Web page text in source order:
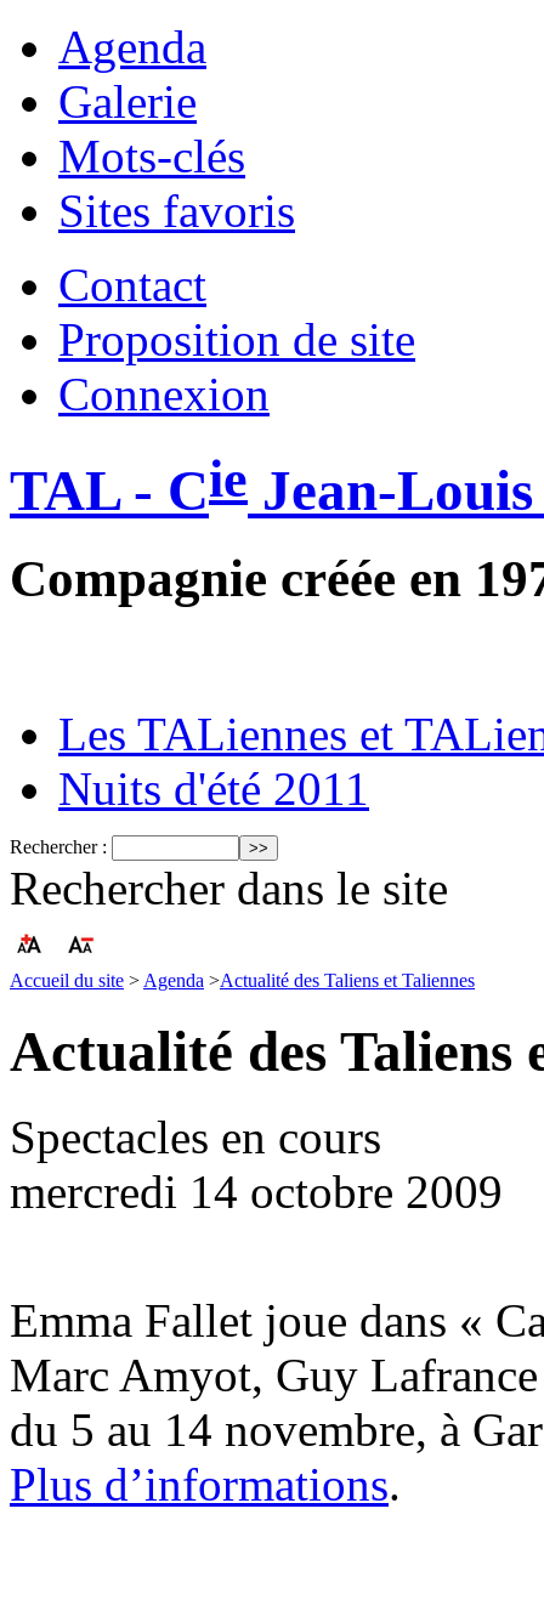
Agenda
Galerie
Mots-clés
Sites favoris
Contact
Proposition de site
Connexion
TAL - Cie Jean-
Compagnie créée en
Les TALiennes et
Nuits d'été 2011
Rechercher :
Rechercher dans le site
Accueil du site > Agenda >Actualité des Taliens et Taliennes
Actualité des Taliens
Spectacles en cours
mercredi 14 octobre 2009
Emma Fallet joue dans «
Marc Amyot, Guy
du 5 au 14 novembre, à
Plus d’informations.